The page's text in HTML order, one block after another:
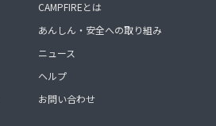
CAMPFIREとは
あんしん・安全への取り組み
ニュース
ヘルプ
お問い合わせ